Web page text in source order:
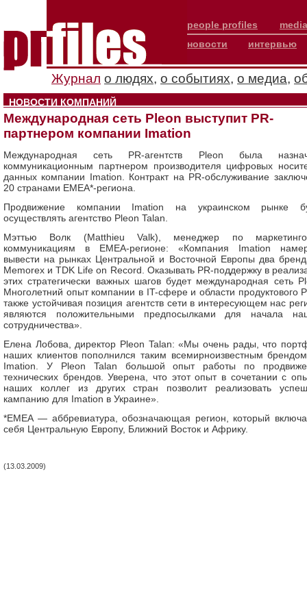
people profiles
новости
интервью
Журнал о людях, о событиях, о медиа,
НОВОСТИ КОМПАНИЙ
Международная сеть Pleon выступит PR-
партнером компании Imation
Международная сеть PR-агентств Pleon была
коммуникационным партнером производителя цифровых
данных компании Imation. Контракт на PR-обслуживание
20 странами EMEA*-региона.
Продвижение компании Imation на украинском рынке
осуществлять агентство Pleon Talan.
Мэттью Волк (Matthieu Valk), менеджер по
коммуникациям в EMEA-регионе: «Компания Imation
вывести на рынках Центральной и Восточной Европы два
Memorex и TDK Life on Record. Оказывать PR-поддержку в
этих стратегически важных шагов будет международная сеть
Многолетний опыт компании в IT-сфере и области продуктового
также устойчивая позиция агентств сети в интересующем нас
являются положительными предпосылками для начала
сотрудничества».
Елена Лобова, директор Pleon Talan: «Мы очень рады, что
наших клиентов пополнился таким всемирноизвестным
Imation. У Pleon Talan большой опыт работы по
технических брендов. Уверена, что этот опыт в сочетании с
наших коллег из других стран позволит реализовать
кампанию для Imation в Украине».
*EMEA — аббревиатура, обозначающая регион, который
себя Центральную Европу, Ближний Восток и Африку.
(13.03.2009)